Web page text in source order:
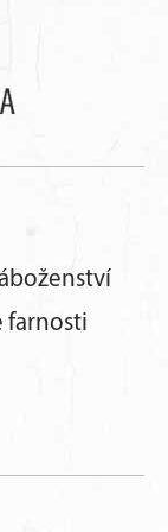
farnosti